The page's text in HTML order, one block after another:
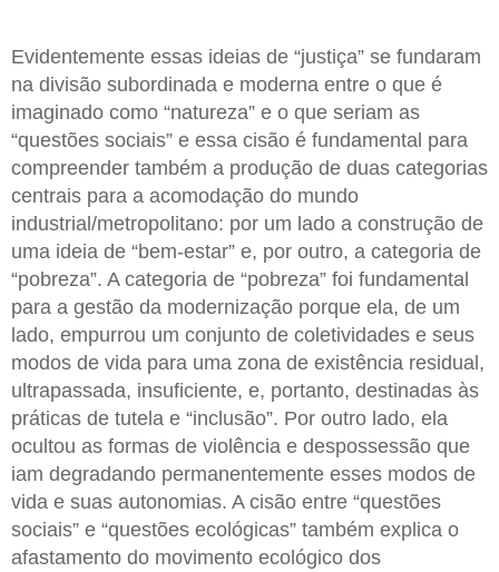
Evidentemente essas ideias de “justiça” se fundaram
na divisão subordinada e moderna entre o que é
imaginado como “natureza” e o que seriam as
“questões sociais” e essa cisão é fundamental para
compreender também a produção de duas categorias
centrais para a acomodação do mundo
industrial/metropolitano: por um lado a construção de
uma ideia de “bem-estar” e, por outro, a categoria de
“pobreza”. A categoria de “pobreza” foi fundamental
para a gestão da modernização porque ela, de um
lado, empurrou um conjunto de coletividades e seus
modos de vida para uma zona de existência residual,
ultrapassada, insuficiente, e, portanto, destinadas às
práticas de tutela e “inclusão”. Por outro lado, ela
ocultou as formas de violência e despossessão que
iam degradando permanentemente esses modos de
vida e suas autonomias. A cisão entre “questões
sociais” e “questões ecológicas” também explica o
afastamento do movimento ecológico dos